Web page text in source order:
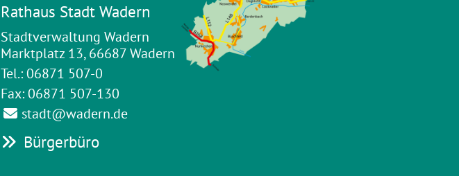
Rathaus Stadt Wadern
Stadtverwaltung Wadern
Marktplatz 13, 66687 Wadern
Tel.: 06871 507-0
Fax: 06871 507-130
stadt@wadern.de
Bürgerbüro